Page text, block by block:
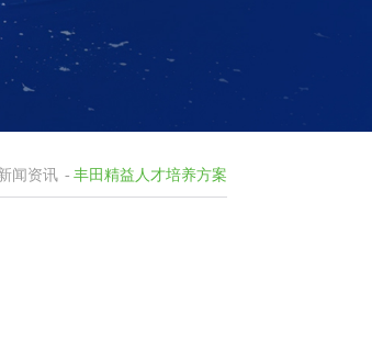
闻资讯 - 丰田精益人才培养方案